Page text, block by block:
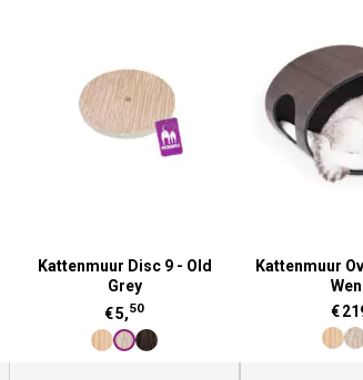
Kattenmuur Disc 9 - Old
Grey
€5,50
Kattenmuur
€